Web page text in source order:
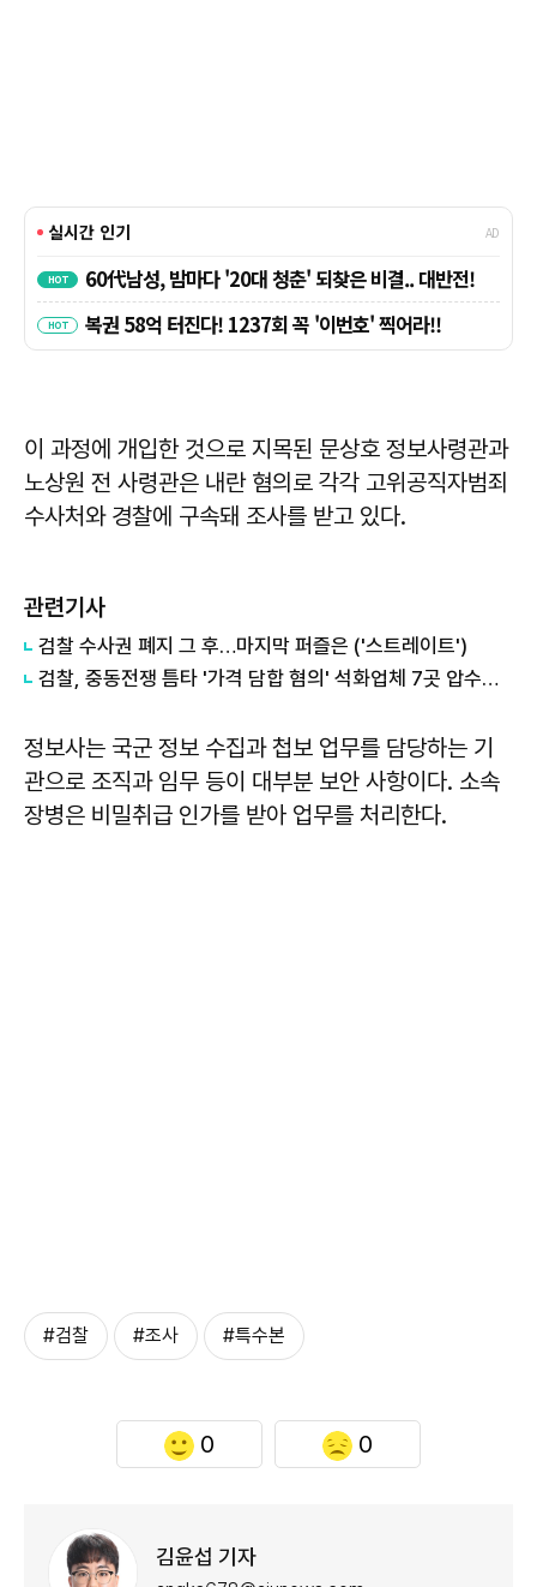
이 과정에 개입한 것으로 지목된 문상호 정보사령관과
노상원 전 사령관은 내란 혐의로 각각 고위공직자범죄
수사처와 경찰에 구속돼 조사를 받고 있다.
관련기사
검찰 수사권 폐지 그 후…마지막 퍼즐은 ('스트레이트')
검찰, 중동전쟁 틈타 '가격 담합 혐의' 석화업체 7곳 압수수색
정보사는 국군 정보 수집과 첩보 업무를 담당하는 기
관으로 조직과 임무 등이 대부분 보안 사항이다. 소속
장병은 비밀취급 인가를 받아 업무를 처리한다.
#검찰 #조사 #특수본
0 0
김윤섭 기자